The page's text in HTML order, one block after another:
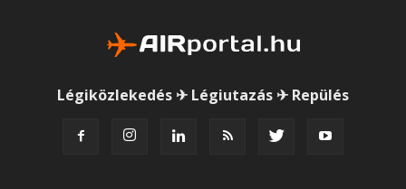
Légiközlekedés ✈ Légiutazás ✈ Repülés